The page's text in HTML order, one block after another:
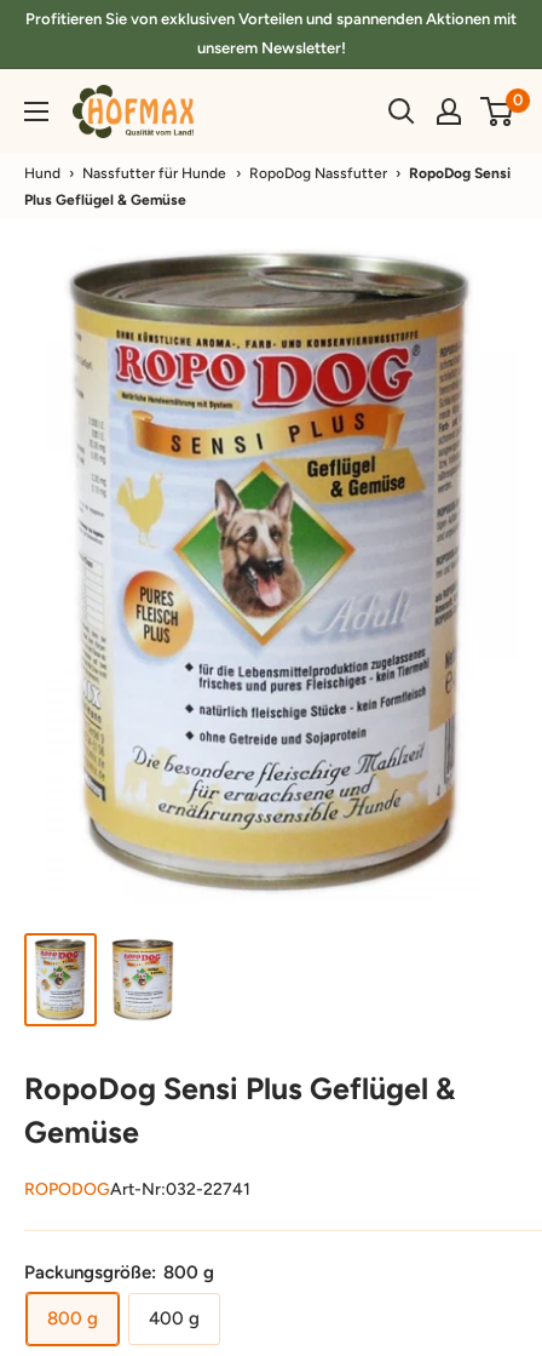
DirektProfitieren Sie von exklusiven Vorteilen und spannenden Aktionen mit
unserem Newsletter!
hofmax.de 0
Hund › Nassfutter für Hunde › RopoDog Nassfutter › RopoDog Sensi
Plus Geflügel & Gemüse
RopoDog Sensi Plus Geflügel &
Gemüse
ROPODOGArt-Nr:032-22741
Packungsgröße: 800 g
800 g 400 g